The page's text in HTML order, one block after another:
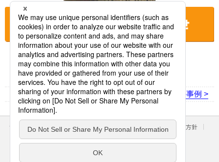
お店に電話をする
< 前の事例 次の事例 >
サイトのご利用にあたって クッキーポリシー
個人情報保護方針
パナソニック ホールディングス
Area/Country